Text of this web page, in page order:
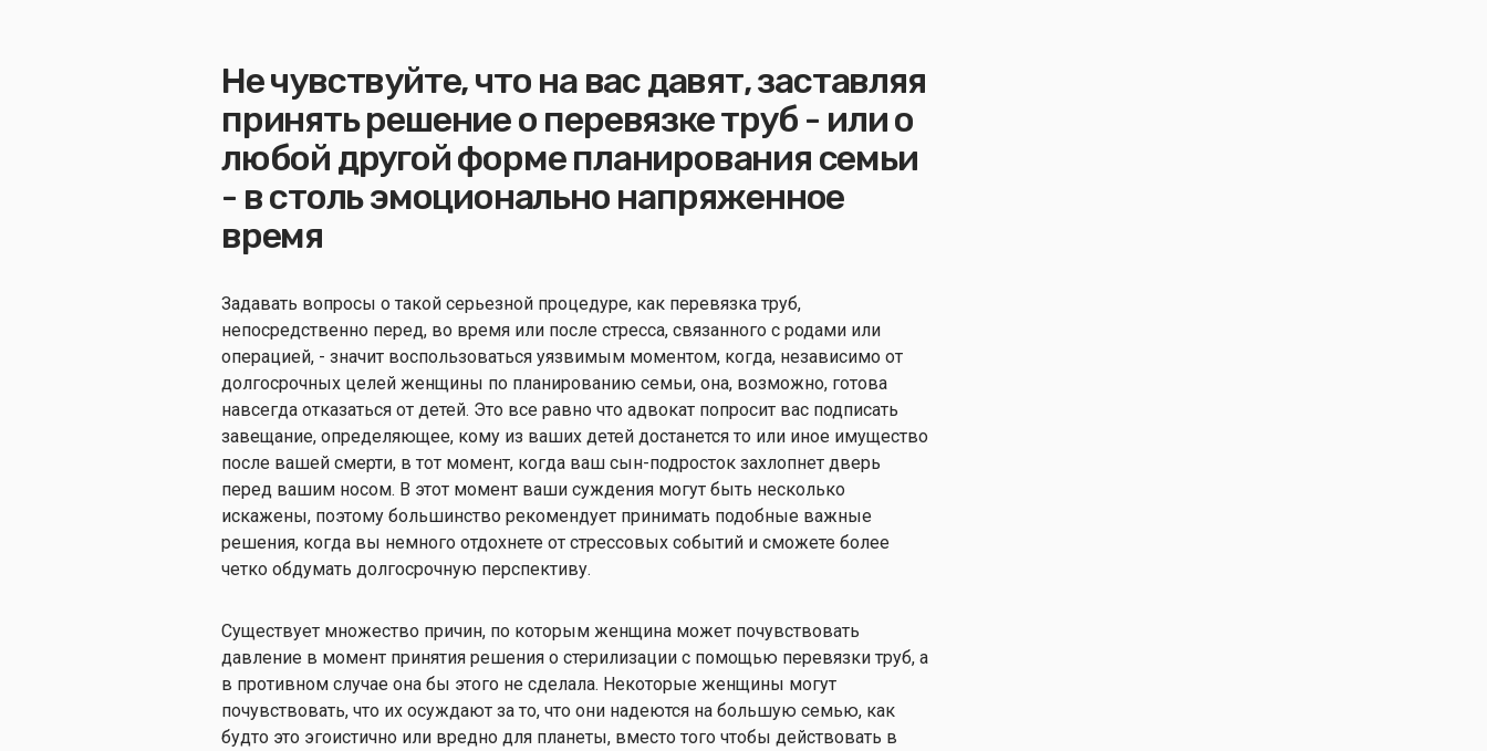
Не чувствуйте, что на вас давят, заставляя
принять решение о перевязке труб - или о
любой другой форме планирования семьи
- в столь эмоционально напряженное
время
Задавать вопросы о такой серьезной процедуре, как перевязка труб,
непосредственно перед, во время или после стресса, связанного с родами или
операцией, - значит воспользоваться уязвимым моментом, когда, независимо от
долгосрочных целей женщины по планированию семьи, она, возможно, готова
навсегда отказаться от детей. Это все равно что адвокат попросит вас подписать
завещание, определяющее, кому из ваших детей достанется то или иное имущество
после вашей смерти, в тот момент, когда ваш сын-подросток захлопнет дверь
перед вашим носом. В этот момент ваши суждения могут быть несколько
искажены, поэтому большинство рекомендует принимать подобные важные
решения, когда вы немного отдохнете от стрессовых событий и сможете более
четко обдумать долгосрочную перспективу.
Существует множество причин, по которым женщина может почувствовать
давление в момент принятия решения о стерилизации с помощью перевязки труб, а
в противном случае она бы этого не сделала. Некоторые женщины могут
почувствовать, что их осуждают за то, что они надеются на большую семью, как
будто это эгоистично или вредно для планеты, вместо того чтобы действовать в